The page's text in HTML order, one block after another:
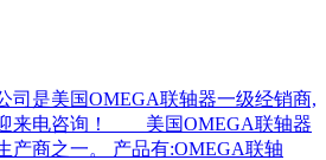
司是美国OMEGA联轴器一级经销商,
来电咨询！ 美国OMEGA联轴器
产商之一。 产品有:OMEGA联轴